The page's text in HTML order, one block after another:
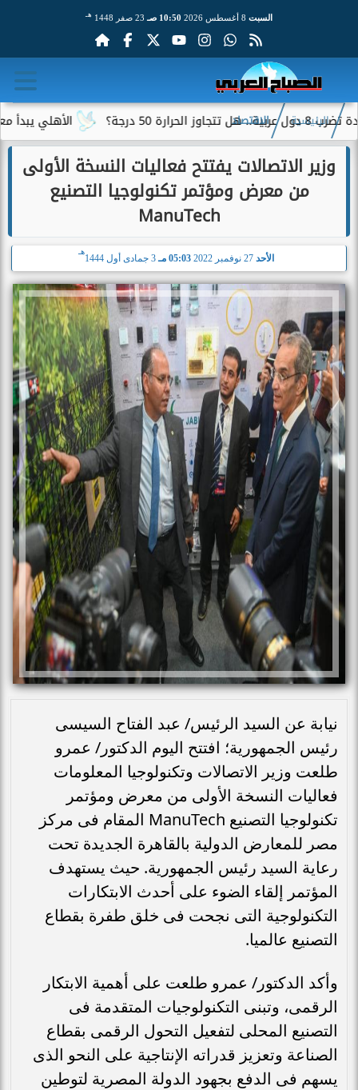
السبت 10:50 صـ 23 صفر 1448 هـ
الأهلي يبدأ معسكر الرئيسية الاقتصاد
وزير الاتصالات يفتتح فعاليات النسخة الأولى
من معرض ومؤتمر تكنولوجيا التصنيع
ManuTech
الأحد 27 نوفمبر 2022 05:03 مـ 3 جمادى أول 1444
هـ
نيابة عن السيد الرئيس/ عبد الفتاح السيسى
رئيس الجمهورية؛ افتتح اليوم الدكتور/ عمرو
طلعت وزير الاتصالات وتكنولوجيا المعلومات
فعاليات النسخة الأولى من معرض ومؤتمر
تكنولوجيا التصنيع ManuTech المقام فى مركز
مصر للمعارض الدولية بالقاهرة الجديدة تحت
رعاية السيد رئيس الجمهورية. حيث يستهدف
المؤتمر إلقاء الضوء على أحدث الابتكارات
التكنولوجية التى نجحت فى خلق طفرة بقطاع
التصنيع عالميا.
وأكد الدكتور/ عمرو طلعت على أهمية الابتكار
الرقمى، وتبنى التكنولوجيات المتقدمة فى
التصنيع المحلى لتفعيل التحول الرقمى بقطاع
الصناعة وتعزيز قدراته الإنتاجية على النحو الذى
يسهم فى الدفع بجهود الدولة المصرية لتوطين